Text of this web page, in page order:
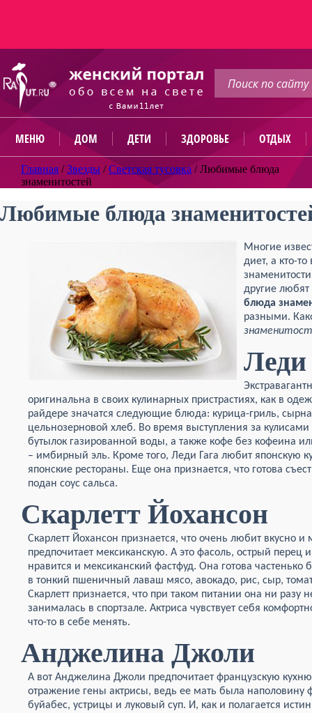
МЕНЮ ДОМ ДЕТИ ЗДОРОВЬЕ ОТДЫХ
Главная /Звезды /Светская тусовка /Любимые блюда
знаменитостей
Любимые блюда
Многие
диет, а кто-
другие
блюда
разными.
Леди
оригинальна в своих кулинарных пристрастиях, как в
райдере значатся следующие блюда: курица-гриль,
цельнозерновой хлеб. Во время выступления за
бутылок газированной воды, а также кофе без кофеина
– имбирный эль. Кроме того, Леди Гага любит японскую
японские рестораны. Еще она признается, что готова
подан соус сальса.
Скарлетт Йохансон
Скарлетт Йохансон признается, что очень любит вкусно и
предпочитает мексиканскую. А это фасоль, острый перец
нравится и мексиканский фастфуд. Она готова частенько
в тонкий пшеничный лаваш мясо, авокадо, рис, сыр,
Скарлетт признается, что при таком питании она ни разу
занималась в спортзале. Актриса чувствует себя
что-то в себе менять.
Анджелина Джоли
А вот Анджелина Джоли предпочитает французскую
отражение гены актрисы, ведь ее мать была
буйабес, устрицы и луковый суп. И, как и полагается